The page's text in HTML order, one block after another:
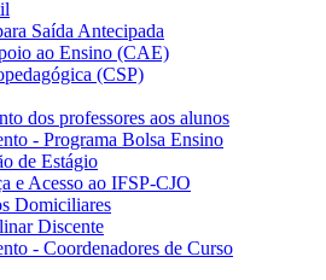
Saída Antecipada
ao Ensino (CAE)
(CSP)
dos professores aos alunos
- Programa Bolsa Ensino
de Estágio
e Acesso ao IFSP-CJO
Domiciliares
Discente
- Coordenadores de Curso